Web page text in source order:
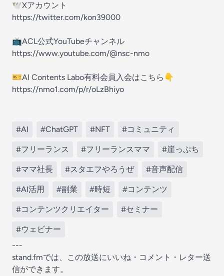
🕊Xアカウント
https://twitter.com/kon39000
📺ACL公式YouTubeチャンネル
https://www.youtube.com/@nsc-nmo
🎫AI Contents Labo有料会員入会はこちら👇
https://nmo1.com/p/r/oLzBhiyo
#AI #ChatGPT #NFT #コミュニティ
#フリーランス #フリーランスママ #崖っぷち
#ママ社長 #スタエフやろうぜ #音声配信
#AI活用 #副業 #時短 #コンテンツ
#コンテンツクリエイター #セミナー
#ウェビナー
---
stand.fmでは、この放送にいいね・コメント・レター送
信ができます。